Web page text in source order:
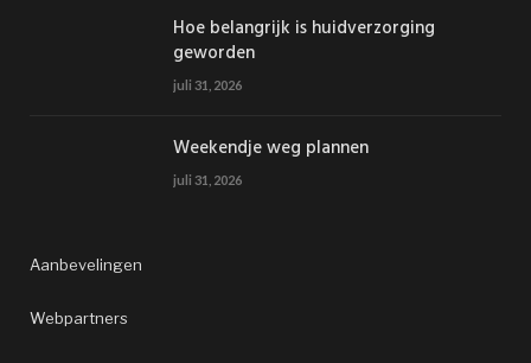
Hoe belangrijk is huidverzorging
geworden
juli 31, 2026
Weekendje weg plannen
juli 31, 2026
Aanbevelingen
Webpartners